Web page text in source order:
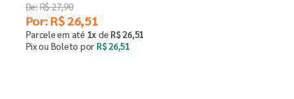
R$27,90
Por: R$ 26,51
Parcele em até 1xde R$ 26,51
Pix ou Boleto por R$ 26,51